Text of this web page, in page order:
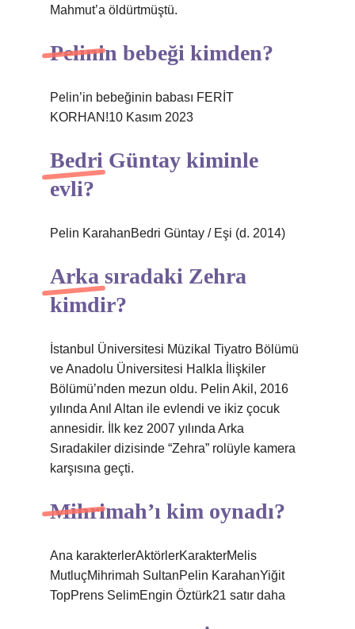
Mahmut’a öldürtmüştü.
Pelinin bebeği kimden?
Pelin’in bebeğinin babası FERİT
KORHAN!10 Kasım 2023
Bedri Güntay kiminle
evli?
Pelin KarahanBedri Güntay / Eşi (d. 2014)
Arka sıradaki Zehra
kimdir?
İstanbul Üniversitesi Müzikal Tiyatro Bölümü
ve Anadolu Üniversitesi Halkla İlişkiler
Bölümü’nden mezun oldu. Pelin Akil, 2016
yılında Anıl Altan ile evlendi ve ikiz çocuk
annesidir. İlk kez 2007 yılında Arka
Sıradakiler dizisinde “Zehra” rolüyle kamera
karşısına geçti.
Mihrimah’ı kim oynadı?
Ana karakterlerAktörlerKarakterMelis
MutluçMihrimah SultanPelin KarahanYiğit
TopPrens SelimEngin Öztürk21 satır daha